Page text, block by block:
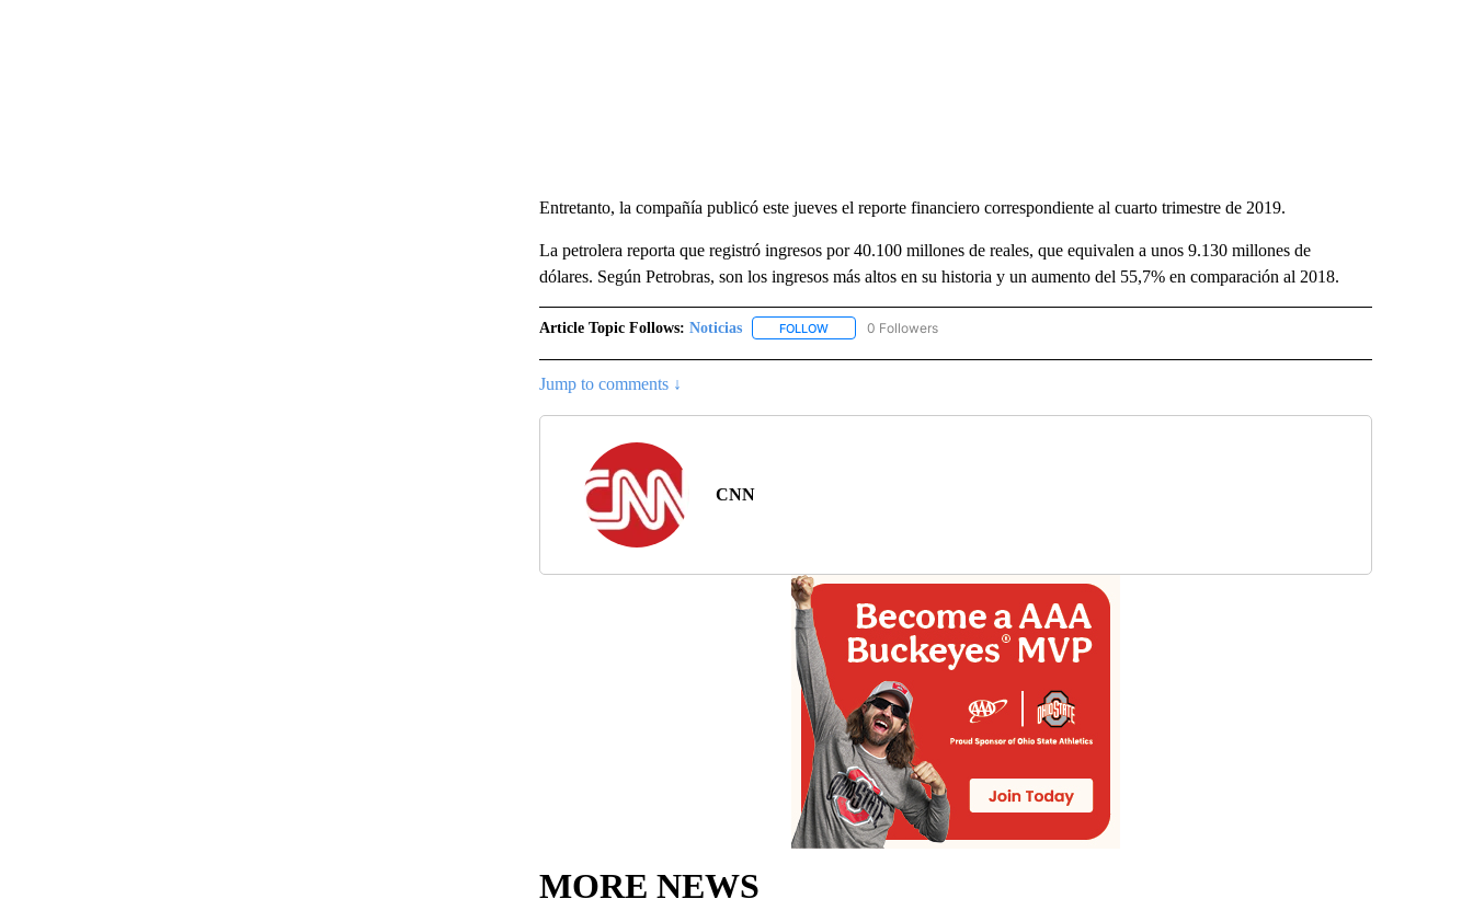
Entretanto, la compañía publicó este jueves el reporte financiero correspondiente al cuarto trimestre de 2019.
La petrolera reporta que registró ingresos por 40.100 millones de reales, que equivalen a unos 9.130 millones de
dólares. Según Petrobras, son los ingresos más altos en su historia y un aumento del 55,7% en comparación al 2018.
Article Topic Follows: Noticias FOLLOWFOLLOW "NOTICIAS" TO RECEIVE NOTIFICATIONS ABOUT NEW PAGES ON "NOTICIAS".
0 Followers
Jump to comments ↓
CNN
MORE NEWS